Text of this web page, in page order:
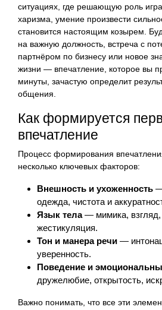
ситуациях, где решающую роль
харизма, умение произвести
становится настоящим козырем.
на важную должность, встреча с
партнёром по бизнесу или новое
жизни — впечатление, которое вы
минуты, зачастую определит
общения.
Как формируется
впечатление
Процесс формирования
несколько ключевых факторов:
Внешность и ухоженность
одежда, чистота и
Язык тела— мимика, взгляд,
жестикуляция.
Тон и манера речи —
уверенность.
Поведение и
дружелюбие, открытость,
Важно понимать, что все эти